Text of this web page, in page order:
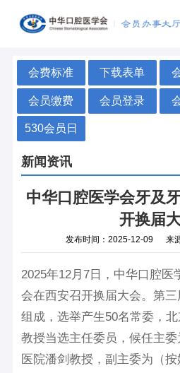
会费标准 下载表单
会员缴费 会员登录
530会员日
新闻资讯
中华口腔医学会牙及
开换届
发布时间：2025-12-09 来
2025年12月7日，中华口腔医
会在西安召开换届大会。第
组成，选举产生50名常委，
教授当选主任委员，候任主
医院潘剑教授，副主委为（